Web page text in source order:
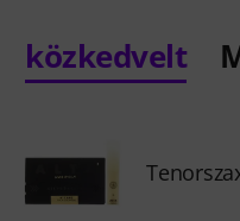
közkedvelt